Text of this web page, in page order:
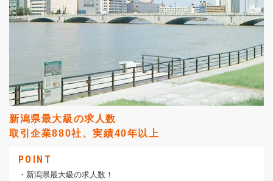
新潟県最大級の求人数
取引企業880社、実績40年以上
POINT
・新潟県最大級の求人数！